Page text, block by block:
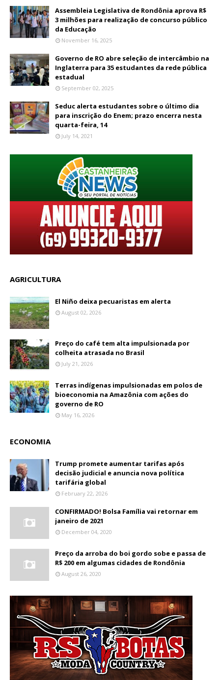
Assembleia Legislativa de Rondônia aprova R$
3 milhões para realização de concurso público
da Educação
November 16, 2025
Governo de RO abre seleção de intercâmbio na
Inglaterra para 35 estudantes da rede pública
estadual
September 02, 2025
Seduc alerta estudantes sobre o último dia
para inscrição do Enem; prazo encerra nesta
quarta-feira, 14
July 14, 2021
AGRICULTURA
El Niño deixa pecuaristas em alerta
August 02, 2026
Preço do café tem alta impulsionada por
colheita atrasada no Brasil
July 21, 2026
Terras indígenas impulsionadas em polos de
bioeconomia na Amazônia com ações do
governo de RO
May 16, 2026
ECONOMIA
Trump promete aumentar tarifas após
decisão judicial e anuncia nova política
tarifária global
February 22, 2026
CONFIRMADO! Bolsa Família vai retornar em
janeiro de 2021
December 04, 2020
Preço da arroba do boi gordo sobe e passa de
R$ 200 em algumas cidades de Rondônia
August 26, 2020